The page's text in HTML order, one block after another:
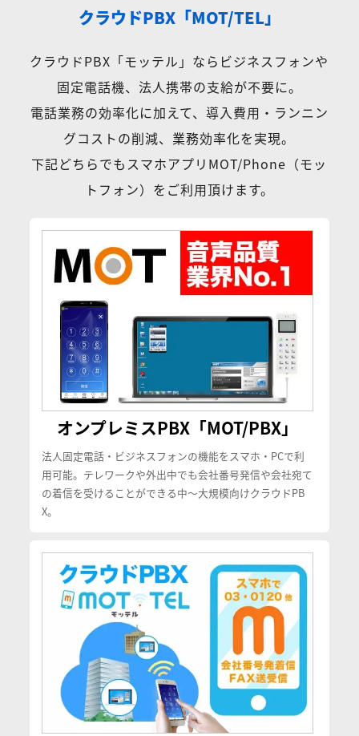
クラウドPBX「MOT/TEL」
クラウドPBX「モッテル」ならビジネスフォンや
固定電話機、法人携帯の支給が不要に。
電話業務の効率化に加えて、導入費用・ランニン
グコストの削減、業務効率化を実現。
下記どちらでもスマホアプリMOT/Phone（モッ
トフォン）をご利用頂けます。
オンプレミスPBX「MOT/PBX」
法人固定電話・ビジネスフォンの機能をスマホ・PCで利
用可能。テレワークや外出中でも会社番号発信や会社宛て
の着信を受けることができる中〜大規模向けクラウドPB
X。